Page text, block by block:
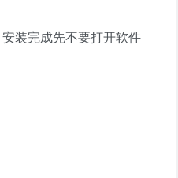
装完成先不要打开软件